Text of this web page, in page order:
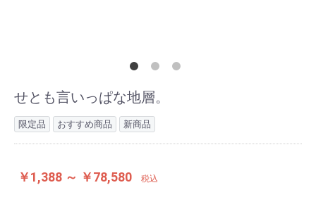
せとも言いっぱな地層。
限定品 おすすめ商品 新商品
￥1,388 ～ ￥78,580 税込